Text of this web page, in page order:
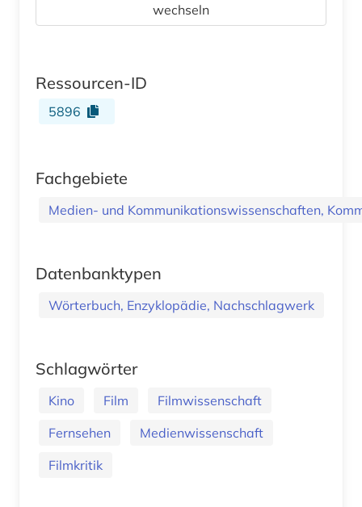
wechseln
Ressourcen-ID
5896
Fachgebiete
Medien- und Kommunikationswissenschaften,
Datenbanktypen
Wörterbuch, Enzyklopädie, Nachschlagwerk
Schlagwörter
Kino Film
Filmwissenschaft
Fernsehen
Medienwissenschaft
Filmkritik